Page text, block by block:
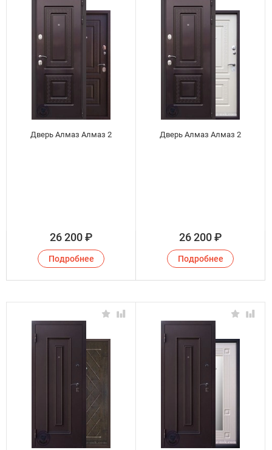
Дверь Алмаз Алмаз 2
26 200₽
Подробнее
Дверь Алмаз Алмаз 2
26 200₽
Подробнее